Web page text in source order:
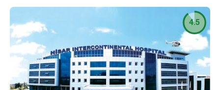
4.5